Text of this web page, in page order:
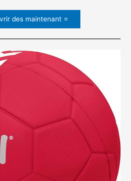
des maintenant ⭐